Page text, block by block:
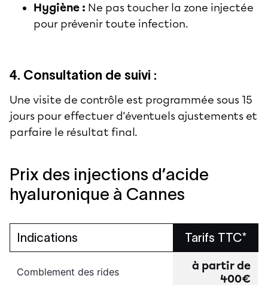
Hygiène : Ne pas toucher la zone injectée
pour prévenir toute infection.
4. Consultation de suivi :
Une visite de contrôle est programmée sous 15
jours pour effectuer d'éventuels ajustements et
parfaire le résultat final.
Prix des injections d’acide
hyaluronique à Cannes
Indications Tarifs TTC*
Comblement des rides
à partir de
400€